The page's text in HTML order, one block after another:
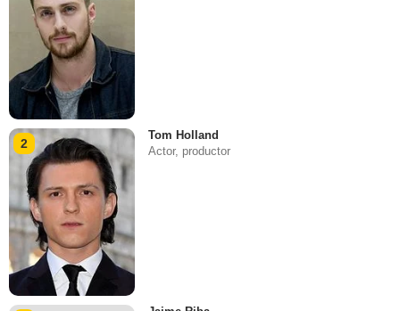
2
Tom Holland
Actor, productor